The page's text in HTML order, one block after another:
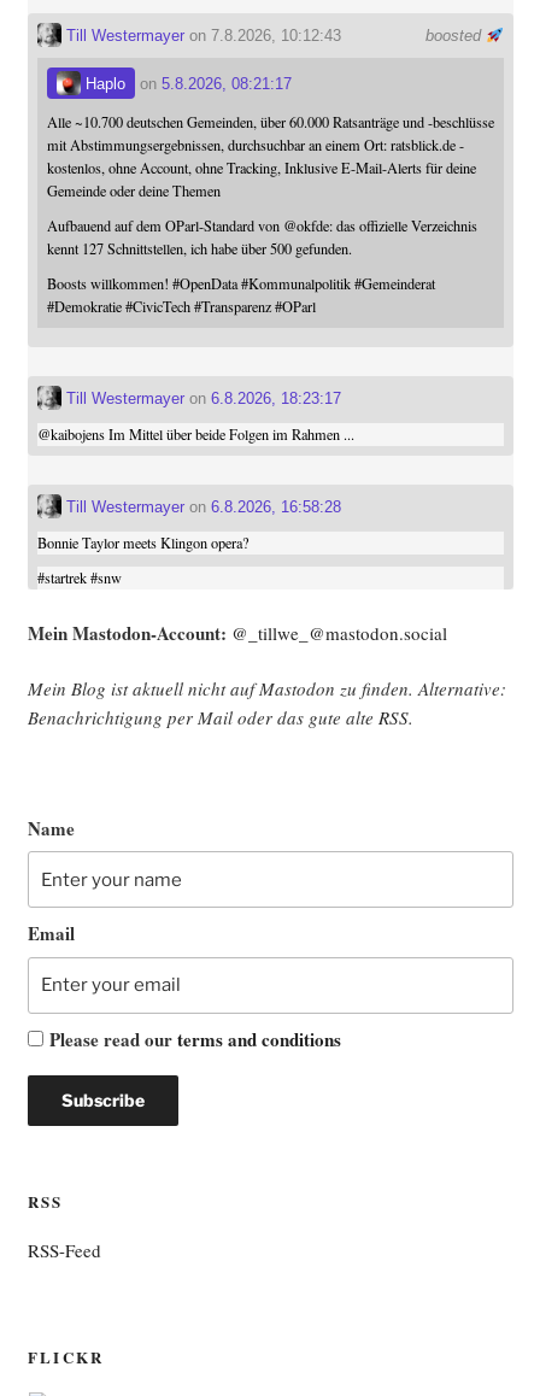
boosted
Till Westermayeron 7.8.2026, 10:12:43
Haplo on 5.8.2026, 08:21:17
Alle ~10.700 deutschen Gemeinden, über 60.000 Ratsanträge und -beschlüsse
mit Abstimmungsergebnissen, durchsuchbar an einem Ort: ratsblick.de -
kostenlos, ohne Account, ohne Tracking, Inklusive E-Mail-Alerts für deine
Gemeinde oder deine Themen
Aufbauend auf dem OParl-Standard von @okfde: das offizielle Verzeichnis
kennt 127 Schnittstellen, ich habe über 500 gefunden.
Boosts willkommen! #OpenData #Kommunalpolitik #Gemeinderat
#Demokratie #CivicTech #Transparenz #OParl
Till Westermayeron 6.8.2026, 18:23:17
@kaibojensIm Mittel über beide Folgen im Rahmen ...
Till Westermayeron 6.8.2026, 16:58:28
Bonnie Taylor meets Klingon opera?
#startrek #snw
Mein Mast­o­don-Account: @_tillwe_@mastodon.social
Mein Blog ist aktu­ell nicht auf Mast­o­don zu fin­den. Alter­na­ti­ve:
Benach­rich­ti­gung per Mail oder das gute alte RSS.
Name
Email
Please read ourterms and conditions
RSS
RSS-Feed
FLICKR